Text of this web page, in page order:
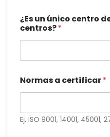
¿Es un único centro
centros?*
Normas a certificar*
Ej. ISO 9001, 14001, 45001,